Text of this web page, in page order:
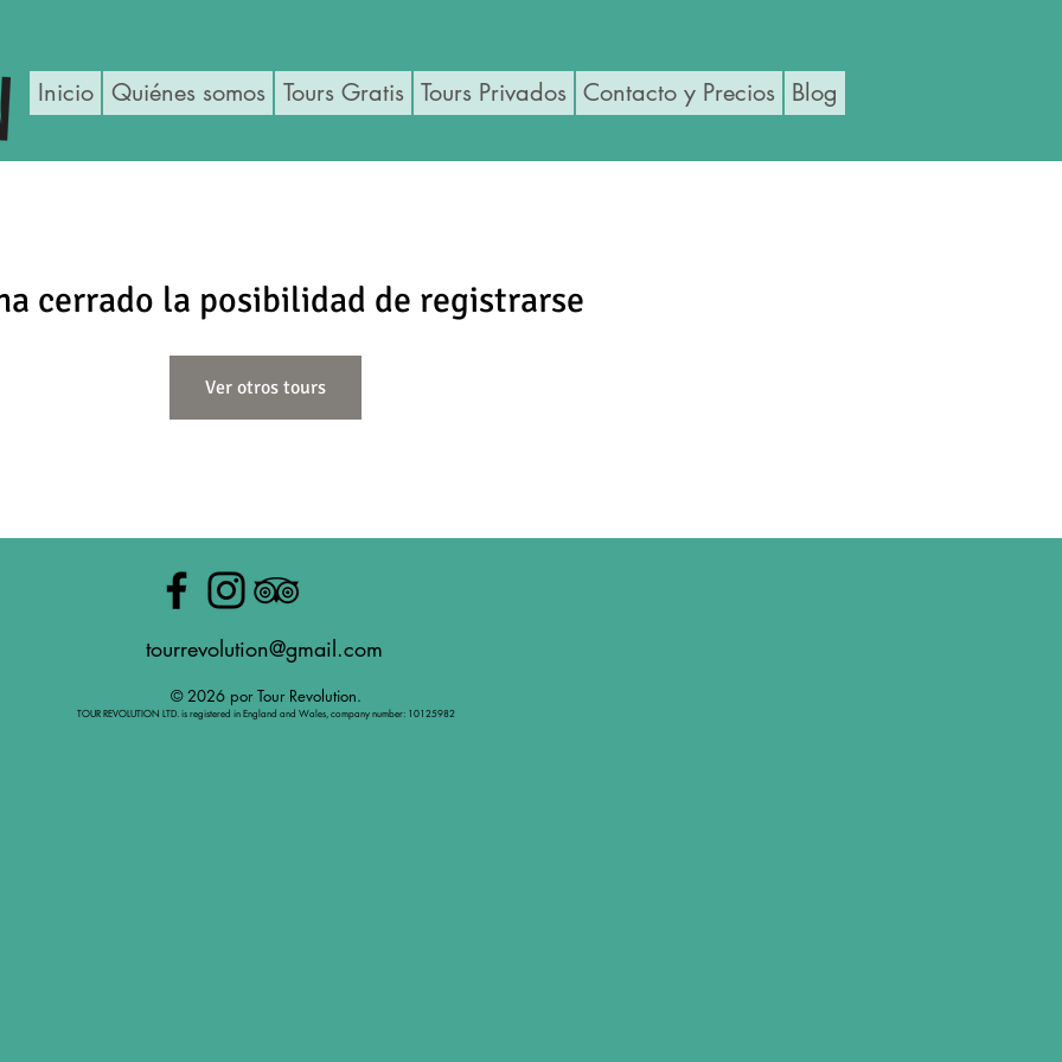
Inicio Quiénes somos Tours Gratis Tours Privados Contacto y Precios Blog
cerrado la posibilidad de registrarse
Ver otros tours
tourrevolution@gmail.com
© 2026 por Tour Revolution.
TOUR REVOLUTION LTD. is registered in England and Wales, company number: 10125982